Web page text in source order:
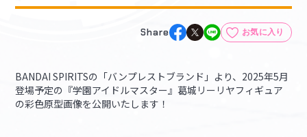
お気に入り
マイスケジュール メモ
Share お気に入り
BANDAI SPIRITSの「バンプレストブランド」より、2025年5月
登場予定の『学園アイドルマスター』葛城リーリヤフィギュア
の彩色原型画像を公開いたします！